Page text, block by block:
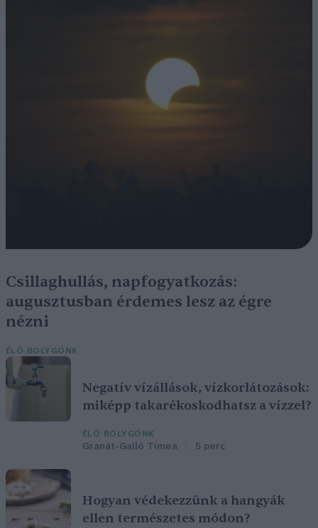
Csillaghullás, napfogyatkozás:
augusztusban érdemes lesz az égre
nézni
ÉLŐ BOLYGÓNK
Negatív vízállások, vízkorlátozások:
miképp takarékoskodhatsz a vízzel?
ÉLŐ BOLYGÓNK
Granát-Galló Tímea 5 perc
Hogyan védekezzünk a hangyák
ellen természetes módon?